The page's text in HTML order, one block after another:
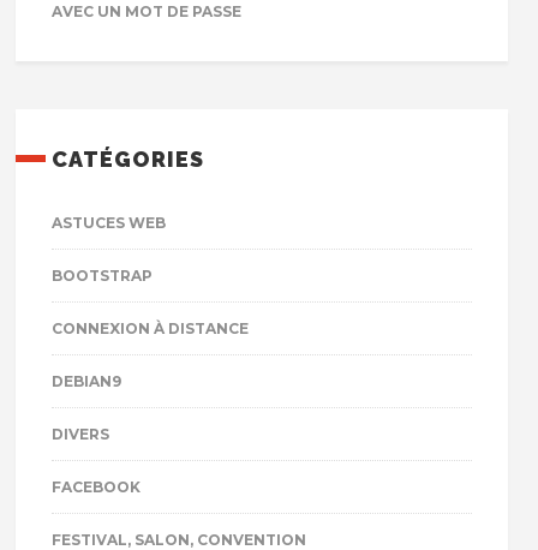
AVEC UN MOT DE PASSE
CATÉGORIES
ASTUCES WEB
BOOTSTRAP
CONNEXION À DISTANCE
DEBIAN9
DIVERS
FACEBOOK
FESTIVAL, SALON, CONVENTION